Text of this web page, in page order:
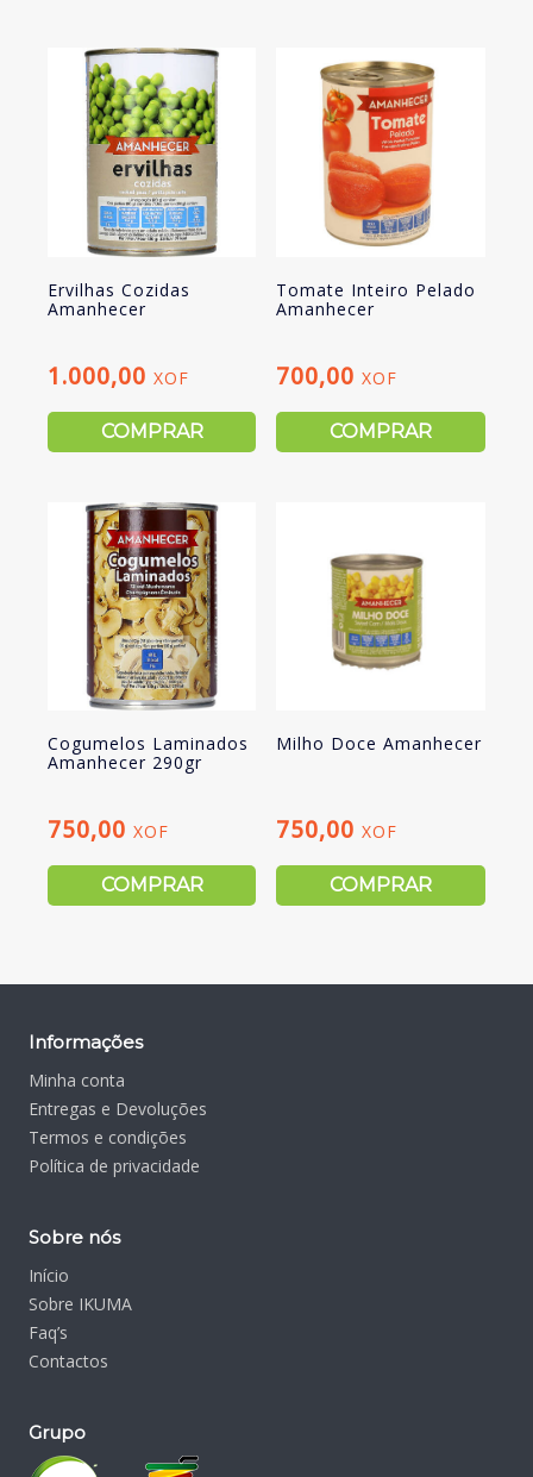
Ervilhas Cozidas
Amanhecer
1.000,00 XOF
COMPRAR
Tomate Inteiro Pelado
Amanhecer
700,00XOF
COMPRAR
Cogumelos Laminados
Amanhecer 290gr
750,00 XOF
COMPRAR
Milho Doce Amanhecer
750,00XOF
COMPRAR
Informações
Minha conta
Entregas e Devoluções
Termos e condições
Política de privacidade
Sobre nós
Início
Sobre IKUMA
Faq’s
Contactos
Grupo